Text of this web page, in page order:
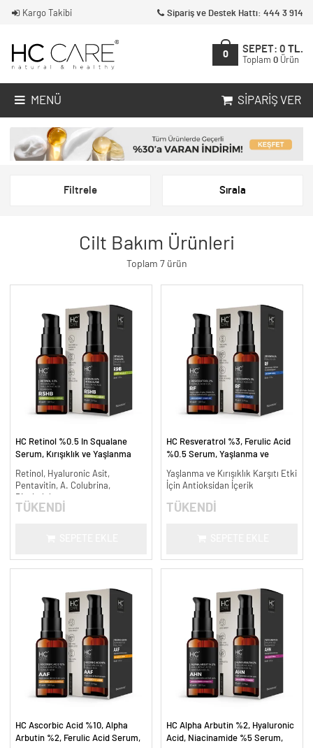
Kargo Takibi Sipariş ve Destek Hattı: 444 3 914
0
SEPET: 0 TL.
Toplam 0 Ürün
MENÜ SIPARIŞ VER
Filtrele Sırala
Cilt Bakım Ürünleri
Toplam 7 ürün
HC Retinol %0.5 In Squalane
Serum, Kırışıklık ve Yaşlanma
Retinol, Hyaluronic Asit,
Pentavitin, A. Colubrina,
Bisabolol
TÜKENDİ
HC Resveratrol %3, Ferulic Acid
%0.5 Serum, Yaşlanma ve
Yaşlanma ve Kırışıklık Karşıtı Etki
İçin Antioksidan İçerik
TÜKENDİ
HC Ascorbic Acid %10, Alpha
Arbutin %2, Ferulic Acid Serum,
HC Alpha Arbutin %2, Hyaluronic
Acid, Niacinamide %5 Serum,